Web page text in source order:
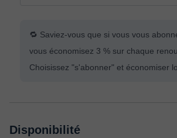
🔁 Saviez-vous que si vous vous
vous économisez 3 % sur chaque
Choisissez "s'abonner" et économiser
Disponibilité